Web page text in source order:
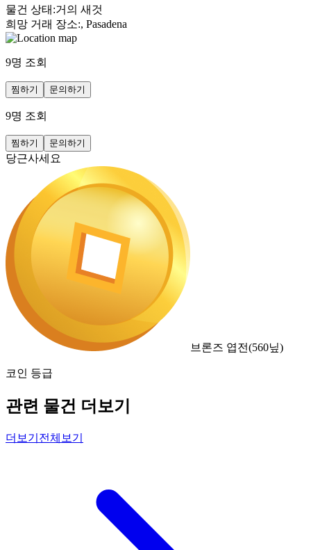
물건 상태 :거의 새것
희망 거래 장소:, Pasadena
9명 조회
찜하기 문의하기
9명 조회
찜하기 문의하기
당근사세요
브론즈 엽전(560닢)
코인 등급
관련 물건 더보기
더보기 전체보기